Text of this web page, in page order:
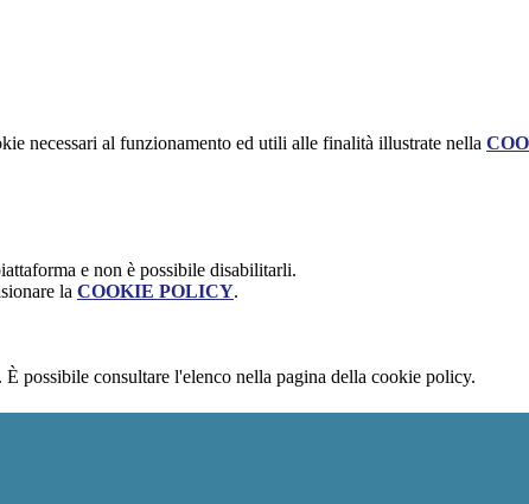
necessari al funzionamento ed utili alle finalità illustrate nella
e non è possibile disabilitarli.
la COOKIE POLICY.
possibile consultare l'elenco nella pagina della cookie policy.